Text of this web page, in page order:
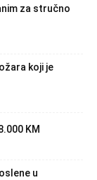
za stručno
koji je
KM
u